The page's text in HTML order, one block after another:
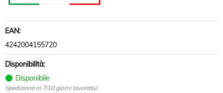
EAN:
4242004155720
Disponibilità:
Disponibile
Spedizione in 7/10 giorni lavorativi